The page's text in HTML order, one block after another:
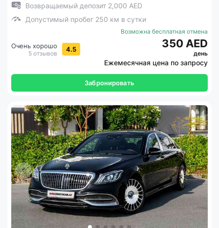
Возвращаемый депозит 2,000 AED
Допустимый пробег 250 км в сутки
Очень хорошо
5 отзывов 4.5
Возможна бесплатная отмена
350 AED
день
Ежемесячная цена по запросу
Забронировать